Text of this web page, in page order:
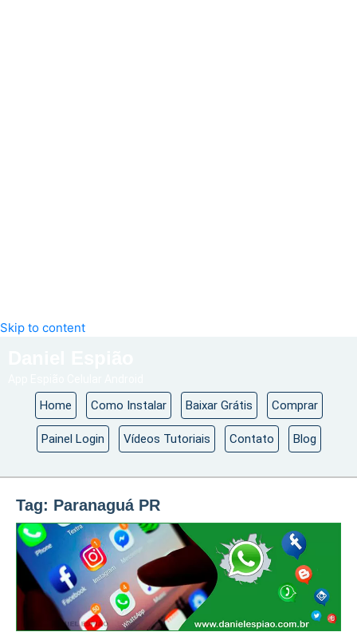
Skip to content
Home Como Instalar Baixar Grátis Comprar
Painel Login Vídeos Tutoriais Contato Blog
Tag: Paranaguá PR